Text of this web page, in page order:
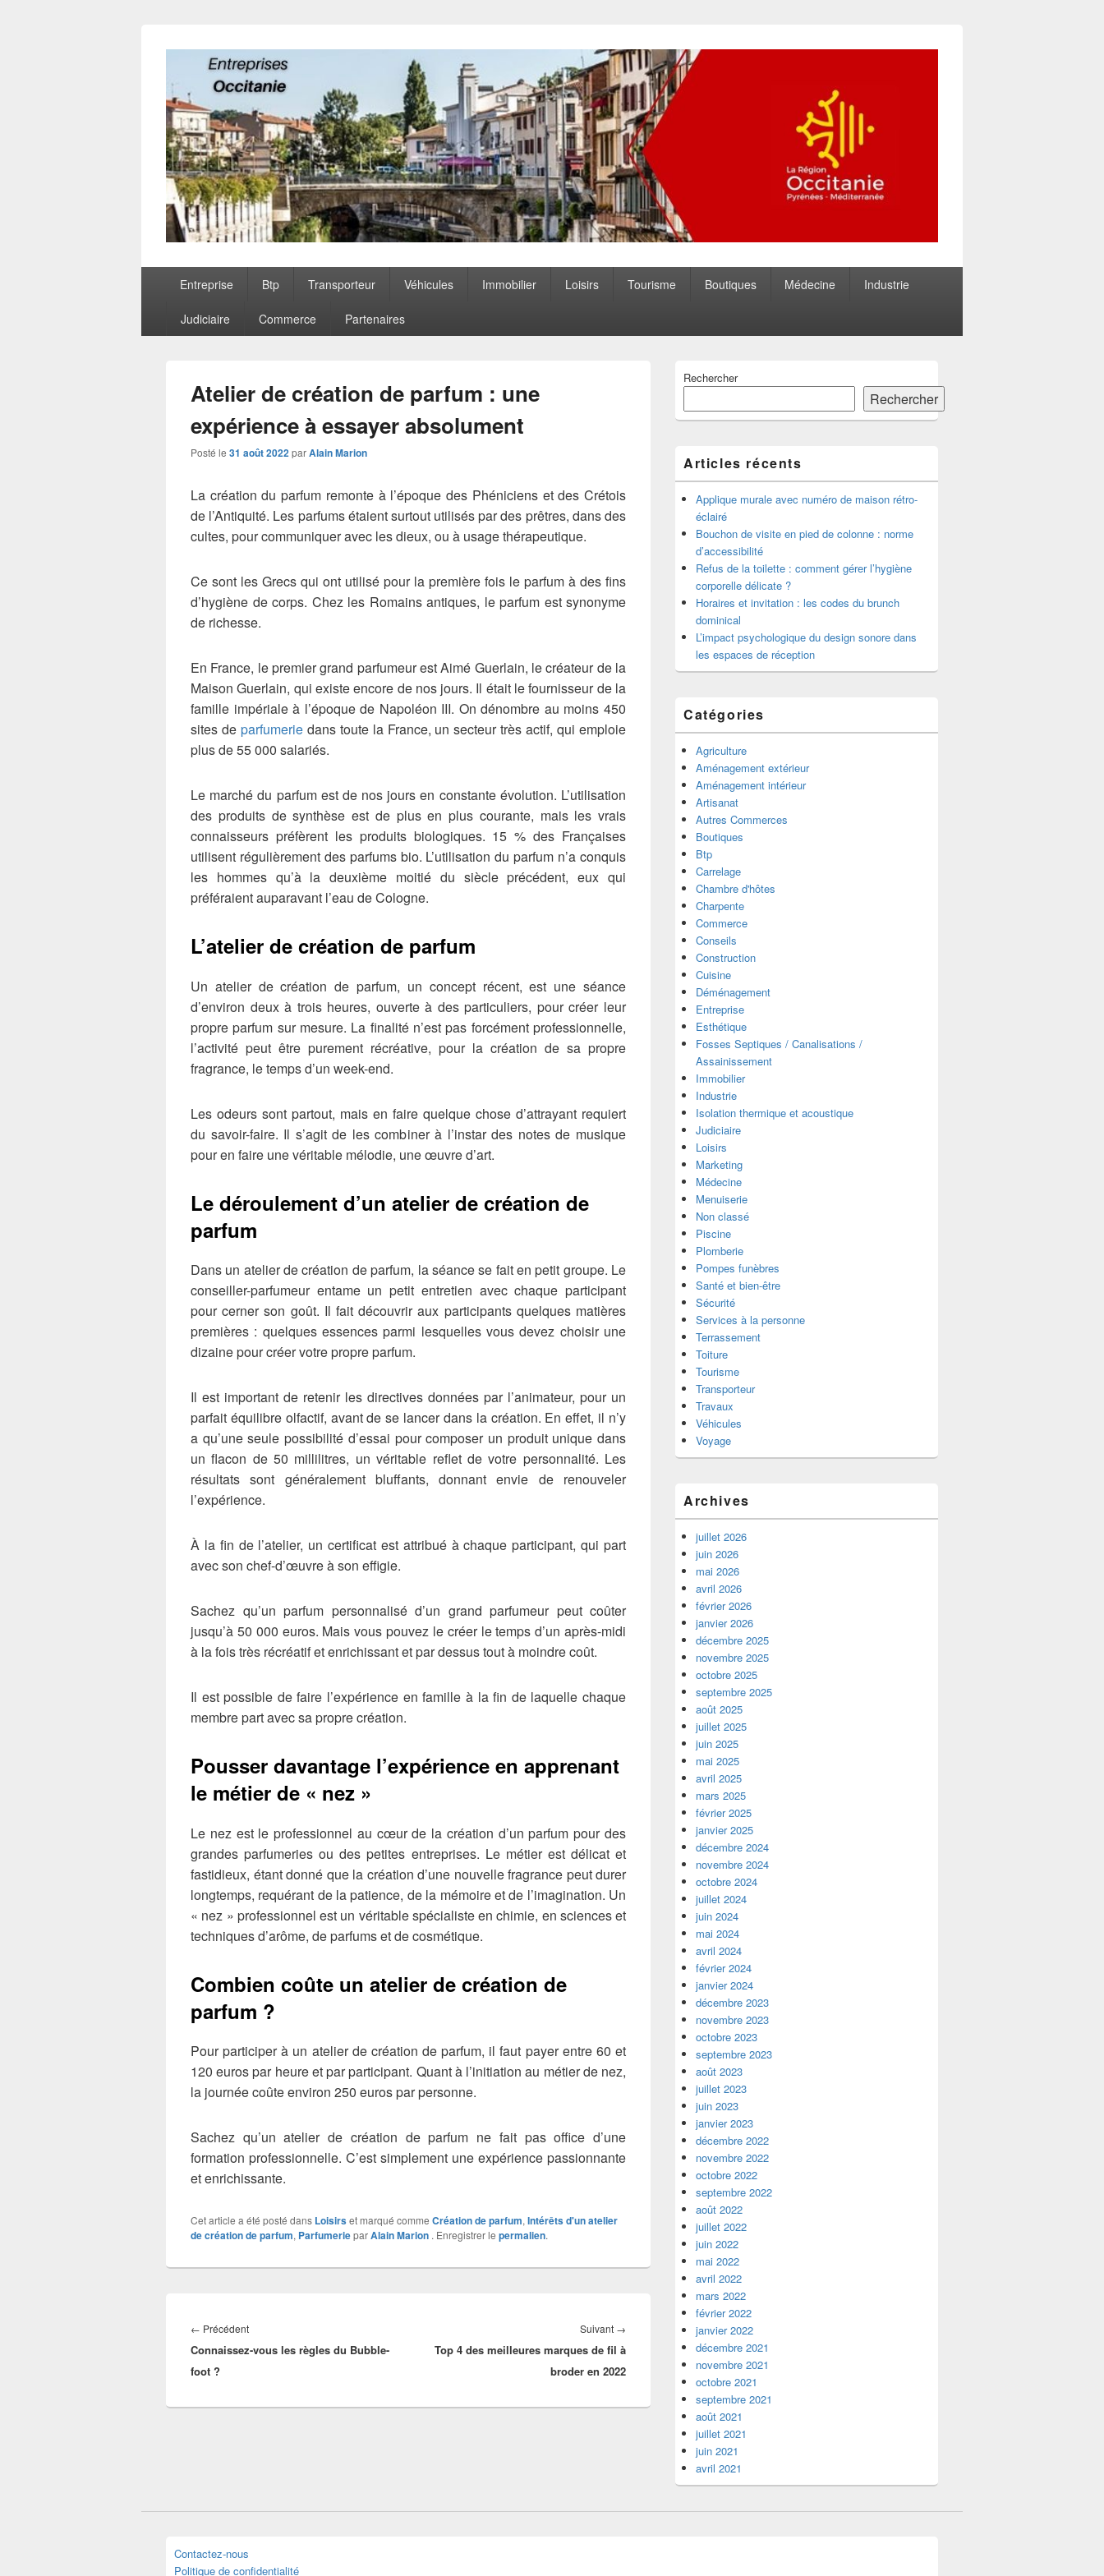
Entreprises Occitanie
principalEntreprise Btp Transporteur Véhicules Immobilier Loisirs Tourisme Boutiques Médecine Industrie
Judiciaire Commerce Partenaires
Atelier de création de parfum : une
expérience à essayer absolument
Posté le 31 août 2022parAlain Marion
La création du parfum remonte à l’époque des Phéniciens et des Crétois
de l’Antiquité. Les parfums étaient surtout utilisés par des prêtres, dans des
cultes, pour communiquer avec les dieux, ou à usage thérapeutique.
Ce sont les Grecs qui ont utilisé pour la première fois le parfum à des fins
d’hygiène de corps. Chez les Romains antiques, le parfum est synonyme
de richesse.
En France, le premier grand parfumeur est Aimé Guerlain, le créateur de la
Maison Guerlain, qui existe encore de nos jours. Il était le fournisseur de la
famille impériale à l’époque de Napoléon III. On dénombre au moins 450
sites de parfumeriedans toute la France, un secteur très actif, qui emploie
plus de 55 000 salariés.
Le marché du parfum est de nos jours en constante évolution. L’utilisation
des produits de synthèse est de plus en plus courante, mais les vrais
connaisseurs préfèrent les produits biologiques. 15 % des Françaises
utilisent régulièrement des parfums bio. L’utilisation du parfum n’a conquis
les hommes qu’à la deuxième moitié du siècle précédent, eux qui
préféraient auparavant l’eau de Cologne.
L’atelier de création de parfum
Un atelier de création de parfum, un concept récent, est une séance
d’environ deux à trois heures, ouverte à des particuliers, pour créer leur
propre parfum sur mesure. La finalité n’est pas forcément professionnelle,
l’activité peut être purement récréative, pour la création de sa propre
fragrance, le temps d’un week-end.
Les odeurs sont partout, mais en faire quelque chose d’attrayant requiert
du savoir-faire. Il s’agit de les combiner à l’instar des notes de musique
pour en faire une véritable mélodie, une œuvre d’art.
Le déroulement d’un atelier de création de
parfum
Dans un atelier de création de parfum, la séance se fait en petit groupe. Le
conseiller-parfumeur entame un petit entretien avec chaque participant
pour cerner son goût. Il fait découvrir aux participants quelques matières
premières : quelques essences parmi lesquelles vous devez choisir une
dizaine pour créer votre propre parfum.
Il est important de retenir les directives données par l’animateur, pour un
parfait équilibre olfactif, avant de se lancer dans la création. En effet, il n’y
a qu’une seule possibilité d’essai pour composer un produit unique dans
un flacon de 50 millilitres, un véritable reflet de votre personnalité. Les
résultats sont généralement bluffants, donnant envie de renouveler
l’expérience.
À la fin de l’atelier, un certificat est attribué à chaque participant, qui part
avec son chef-d’œuvre à son effigie.
Sachez qu’un parfum personnalisé d’un grand parfumeur peut coûter
jusqu’à 50 000 euros. Mais vous pouvez le créer le temps d’un après-midi
à la fois très récréatif et enrichissant et par dessus tout à moindre coût.
Il est possible de faire l’expérience en famille à la fin de laquelle chaque
membre part avec sa propre création.
Pousser davantage l’expérience en apprenant
le métier de « nez »
Le nez est le professionnel au cœur de la création d’un parfum pour des
grandes parfumeries ou des petites entreprises. Le métier est délicat et
fastidieux, étant donné que la création d’une nouvelle fragrance peut durer
longtemps, requérant de la patience, de la mémoire et de l’imagination. Un
« nez » professionnel est un véritable spécialiste en chimie, en sciences et
techniques d’arôme, de parfums et de cosmétique.
Combien coûte un atelier de création de
parfum ?
Pour participer à un atelier de création de parfum, il faut payer entre 60 et
120 euros par heure et par participant. Quant à l’initiation au métier de nez,
la journée coûte environ 250 euros par personne.
Sachez qu’un atelier de création de parfum ne fait pas office d’une
formation professionnelle. C’est simplement une expérience passionnante
et enrichissante.
Cet article a été posté dans Loisirset marqué comme Création de parfum, Intérêts d'un atelier
de création de parfum, ParfumerieparAlain Marion . Enregistrer le permalien.
de
l’article
← PrécédentArticle
précédent :
Connaissez-vous les règles du Bubble-
foot ?
Suivant →
suivant :
Top 4 des meilleures marques de fil à
broder en 2022
principale
widget
pour
barre
latérale
Rechercher
Rechercher
Articles récents
Applique murale avec numéro de maison rétro-
éclairé
Bouchon de visite en pied de colonne : norme
d’accessibilité
Refus de la toilette : comment gérer l’hygiène
corporelle délicate ?
Horaires et invitation : les codes du brunch
dominical
L’impact psychologique du design sonore dans
les espaces de réception
Catégories
Agriculture
Aménagement extérieur
Aménagement intérieur
Artisanat
Autres Commerces
Boutiques
Btp
Carrelage
Chambre d'hôtes
Charpente
Commerce
Conseils
Construction
Cuisine
Déménagement
Entreprise
Esthétique
Fosses Septiques / Canalisations /
Assainissement
Immobilier
Industrie
Isolation thermique et acoustique
Judiciaire
Loisirs
Marketing
Médecine
Menuiserie
Non classé
Piscine
Plomberie
Pompes funèbres
Santé et bien-être
Sécurité
Services à la personne
Terrassement
Toiture
Tourisme
Transporteur
Travaux
Véhicules
Voyage
Archives
juillet 2026
juin 2026
mai 2026
avril 2026
février 2026
janvier 2026
décembre 2025
novembre 2025
octobre 2025
septembre 2025
août 2025
juillet 2025
juin 2025
mai 2025
avril 2025
mars 2025
février 2025
janvier 2025
décembre 2024
novembre 2024
octobre 2024
juillet 2024
juin 2024
mai 2024
avril 2024
février 2024
janvier 2024
décembre 2023
novembre 2023
octobre 2023
septembre 2023
août 2023
juillet 2023
juin 2023
janvier 2023
décembre 2022
novembre 2022
octobre 2022
septembre 2022
août 2022
juillet 2022
juin 2022
mai 2022
avril 2022
mars 2022
février 2022
janvier 2022
décembre 2021
novembre 2021
octobre 2021
septembre 2021
août 2021
juillet 2021
juin 2021
avril 2021
Contactez-nous
Politique de confidentialité